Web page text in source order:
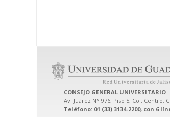
CONSEJO GENERAL UNIVERSITARIO
Av. Juárez N° 976, Piso 5, Col. Centro,
Teléfono: 01 (33) 3134-2200, con 6